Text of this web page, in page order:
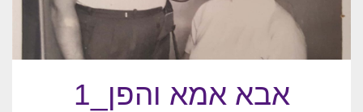
אבא אמא והפן_1